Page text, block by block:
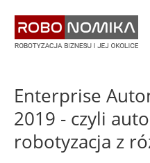
treści
yasne
main
menu
Enterprise
2019 - czyli
robotyzacja z